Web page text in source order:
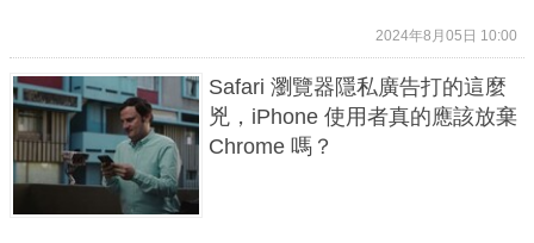
2024年8月05日 10:00
Safari 瀏覽器隱私廣告打的這麼
兇，iPhone 使用者真的應該放棄
Chrome 嗎？